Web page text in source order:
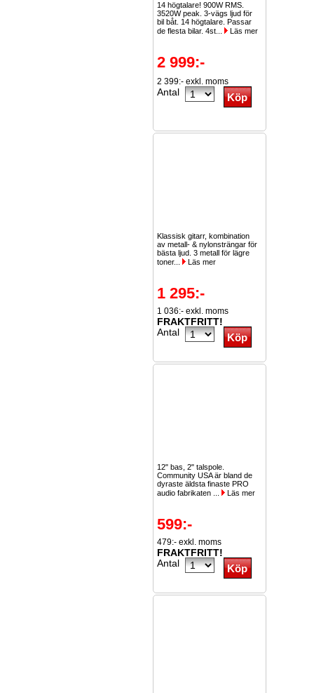
14 högtalare! 900W RMS.
3520W peak. 3-vägs ljud för
bil båt. 14 högtalare. Passar
de flesta bilar. 4st...
Läs mer
2 999:-
2 399:- exkl. moms
Antal
Klassisk gitarr, kombination
av metall- & nylonsträngar för
bästa ljud. 3 metall för lägre
toner...
Läs mer
1 295:-
1 036:- exkl. moms
FRAKTFRITT!
Antal
12" bas, 2" talspole.
Community USA är bland de
dyraste äldsta finaste PRO
audio fabrikaten ...
Läs mer
599:-
479:- exkl. moms
FRAKTFRITT!
Antal